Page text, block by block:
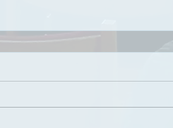
복음적인 삶의 축복
날짜: 7/26/2026 제목: 복음적인 삶